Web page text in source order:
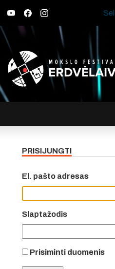
PRISIJUNGTI
El. pašto adresas
Slaptažodis
Prisiminti duomenis